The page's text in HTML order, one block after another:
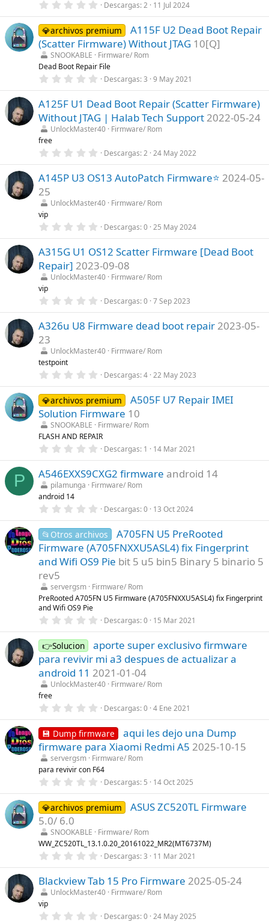
l
a
(
s
)
0
0
0
e
s
t
r
e
l
(
s
)
Descargas 2 11 Jul 2024
💎archivos premium
A115F U2 Dead Boot Repair
(Scatter Firmware) Without JTAG 10[Q]
SNOOKABLE
Firmware/ Rom
Dead Boot Repair File
0
0
0
e
s
t
l
(
Descargas 3 9 May 2021
A125F U1 Dead Boot Repair (Scatter Firmware)
Without JTAG | Halab Tech Support 2022-05-24
UnlockMaster40 Firmware/ Rom
free
0
0
0
e
t
l
(
s
)
Descargas 2 24 May 2022
A145P U3 OS13 AutoPatch Firmware⭐ 2024-05-
25
UnlockMaster40 Firmware/ Rom
vip
0
0
0
e
s
t
l
(
Descargas 0 25 May 2024
A315G U1 OS12 Scatter Firmware [Dead Boot
Repair] 2023-09-08
UnlockMaster40 Firmware/ Rom
vip
0
0
0
e
t
l
a
(
s
)
Descargas 0 7 Sep 2023
A326u U8 Firmware dead boot repair 2023-05-
23
UnlockMaster40 Firmware/ Rom
testpoint
0
0
0
e
s
t
r
e
l
(
s
)
Descargas 4 22 May 2023
💎archivos premium
A505F U7 Repair IMEI
Solution Firmware 10
SNOOKABLE
Firmware/ Rom
FLASH AND REPAIR
0
0
0
e
s
r
l
l
a
(
s
)
Descargas 1 14 Mar 2021
P A546EXXS9CXG2 firmware android 14
pilamunga
Firmware/ Rom
android 14
0
0
0
e
s
t
r
l
l
a
s
Descargas 0 13 Oct 2024
📂Otros archivos
A705FN U5 PreRooted
Firmware (A705FNXXU5ASL4) fix Fingerprint
and Wifi OS9 Pie bit 5 u5 bin5 Binary 5 binario 5
rev5
servergsm Firmware/ Rom
PreRooted A705FN U5 Firmware (A705FNXXU5ASL4) fix Fingerprint
and Wifi OS9 Pie
0
0
0
e
s
t
r
e
a
(
s
)
Descargas 0 15 Mar 2021
👉Solucion
aporte super exclusivo firmware
para revivir mi a3 despues de actualizar a
android 11 2021-01-04
UnlockMaster40 Firmware/ Rom
free
0
0
0
e
s
t
r
e
l
a
(
s
Descargas 0 4 Ene 2021
💾 Dump firmware
aqui les dejo una Dump
firmware para Xiaomi Redmi A5 2025-10-15
servergsm Firmware/ Rom
para revivir con F64
0
0
0
e
t
r
e
l
(
s
)
Descargas 5 14 Oct 2025
💎archivos premium
ASUS ZC520TL Firmware
5.0/ 6.0
SNOOKABLE
Firmware/ Rom
WW_ZC520TL_13.1.0.20_20161022_MR2(MT6737M)
0
0
0
e
s
r
Descargas 3 11 Mar 2021
Blackview Tab 15 Pro Firmware 2025-05-24
UnlockMaster40 Firmware/ Rom
vip
0 Descargas 0 24 May 2025